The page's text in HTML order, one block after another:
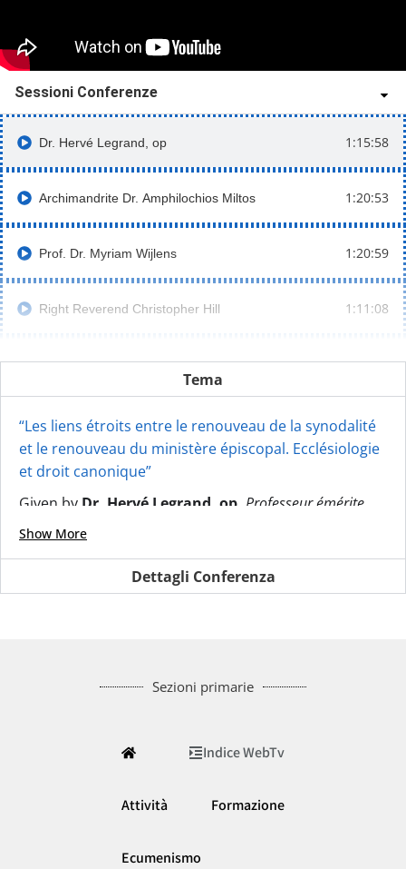
Sessioni Conferenze
Dr. Hervé Legrand, op 1:15:58
Archimandrite Dr. Amphilochios Miltos 1:20:53
Prof. Dr. Myriam Wijlens 1:20:59
Right Reverend Christopher Hill 1:11:08
Fr. James F. Puglisi, sa 21:30
Tema
“Les liens étroits entre le renouveau de la synodalité
et le renouveau du ministère épiscopal. Ecclésiologie
et droit canonique”
Given by Dr. Hervé Legrand, op, Professeur émérite,
Institut catholique de Paris
Show More
Dettagli Conferenza
Sezioni primarie
Indice WebTv
Attività Formazione
Ecumenismo